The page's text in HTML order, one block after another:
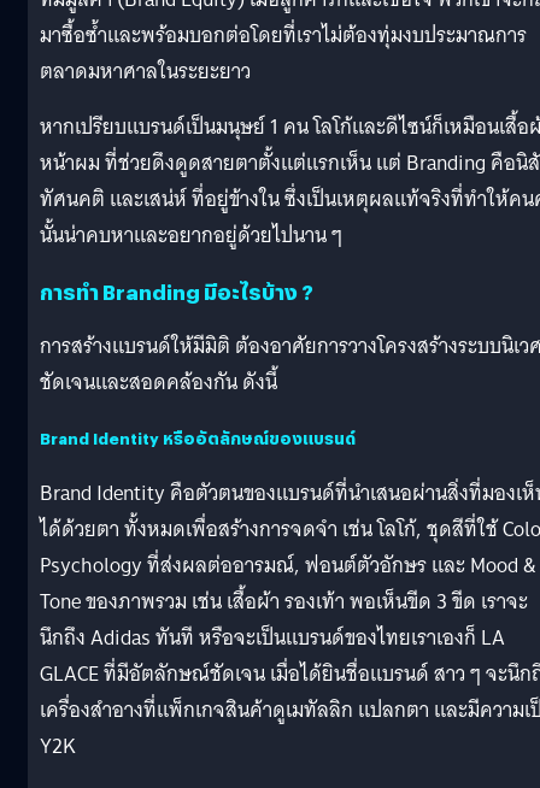
มาซื้อซ้ำและพร้อมบอกต่อโดยที่เราไม่ต้องทุ่มงบประมาณการ
ตลาดมหาศาลในระยะยาว
หากเปรียบแบรนด์เป็นมนุษย์ 1 คน โลโก้และดีไซน์ก็เหมือนเสื้อ
หน้าผม ที่ช่วยดึงดูดสายตาตั้งแต่แรกเห็น แต่ Branding คือนิ
ทัศนคติ และเสน่ห์ ที่อยู่ข้างใน ซึ่งเป็นเหตุผลแท้จริงที่ทำให้ค
นั้นน่าคบหาและอยากอยู่ด้วยไปนาน ๆ
การทำ Branding มีอะไรบ้าง ?
การสร้างแบรนด์ให้มีมิติ ต้องอาศัยการวางโครงสร้างระบบนิเ
ชัดเจนและสอดคล้องกัน ดังนี้
Brand Identity หรืออัตลักษณ์ของแบรนด์
Brand Identity คือตัวตนของแบรนด์ที่นำเสนอผ่านสิ่งที่มองเ
ได้ด้วยตา ทั้งหมดเพื่อสร้างการจดจำ เช่น โลโก้, ชุดสีที่ใช้
Psychology ที่ส่งผลต่ออารมณ์, ฟอนต์ตัวอักษร และ Mood &
Tone ของภาพรวม เช่น เสื้อผ้า รองเท้า พอเห็นขีด 3 ขีด เราจะ
นึกถึง Adidas ทันที หรือจะเป็นแบรนด์ของไทยเราเองก็ LA
GLACE ที่มีอัตลักษณ์ชัดเจน เมื่อได้ยินชื่อแบรนด์ สาว ๆ จะนึก
เครื่องสำอางที่แพ็กเกจสินค้าดูเมทัลลิก แปลกตา และมีความเ
Y2K